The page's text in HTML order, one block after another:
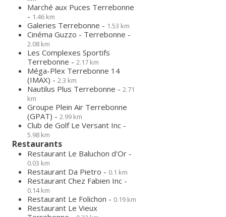
Marché aux Puces Terrebonne
- 1.46 km
Galeries Terrebonne - 1.53 km
Cinéma Guzzo - Terrebonne -
2.08 km
Les Complexes Sportifs
Terrebonne - 2.17 km
Méga-Plex Terrebonne 14
(IMAX) - 2.3 km
Nautilus Plus Terrebonne - 2.71
km
Groupe Plein Air Terrebonne
(GPAT) - 2.99 km
Club de Golf Le Versant Inc -
5.98 km
Restaurants
Restaurant Le Baluchon d'Or -
0.03 km
Restaurant Da Pietro - 0.1 km
Restaurant Chez Fabien Inc -
0.14 km
Restaurant Le Folichon - 0.19 km
Restaurant Le Vieux